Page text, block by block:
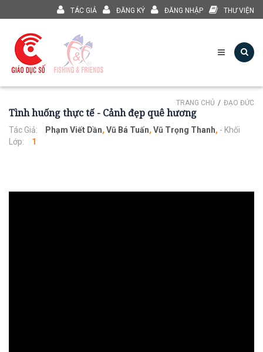
TÁC GIẢ ĐĂNG KÝ ĐĂNG NHẬP THƯ VIỆN
TRANG CHỦ ĐẠO ĐỨC
Tình huống thực tế - Cảnh đẹp quê hương
Tác Giả: Phạm Viết Dần, Vũ Bá Tuấn, Vũ Trọng Thanh, - Khối
Lớp:
1